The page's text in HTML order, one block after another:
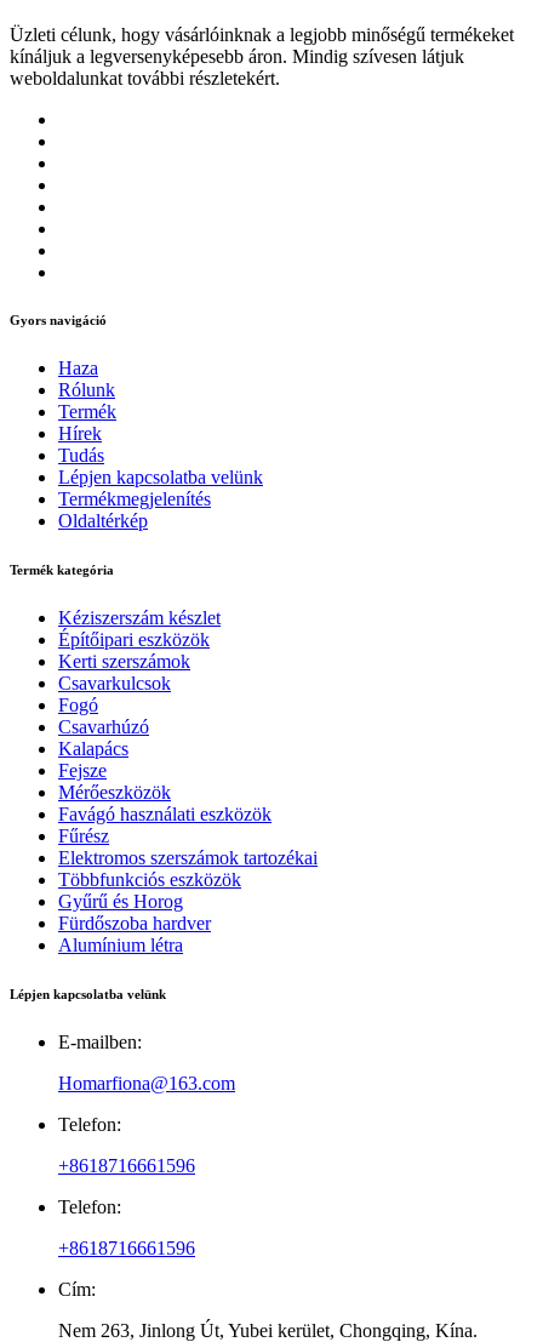
Üzleti célunk, hogy vásárlóinknak a legjobb minőségű termékeket
kínáljuk a legversenyképesebb áron. Mindig szívesen látjuk
weboldalunkat további részletekért.
Gyors navigáció
Haza
Rólunk
Termék
Hírek
Tudás
Lépjen kapcsolatba velünk
Termékmegjelenítés
Oldaltérkép
Termék kategória
Kéziszerszám készlet
Építőipari eszközök
Kerti szerszámok
Csavarkulcsok
Fogó
Csavarhúzó
Kalapács
Fejsze
Mérőeszközök
Favágó használati eszközök
Fűrész
Elektromos szerszámok tartozékai
Többfunkciós eszközök
Gyűrű és Horog
Fürdőszoba hardver
Alumínium létra
Lépjen kapcsolatba velünk
E-mailben:
Homarfiona@163.com
Telefon:
+8618716661596
Telefon:
+8618716661596
Cím:
Nem 263, Jinlong Út, Yubei kerület, Chongqing, Kína.